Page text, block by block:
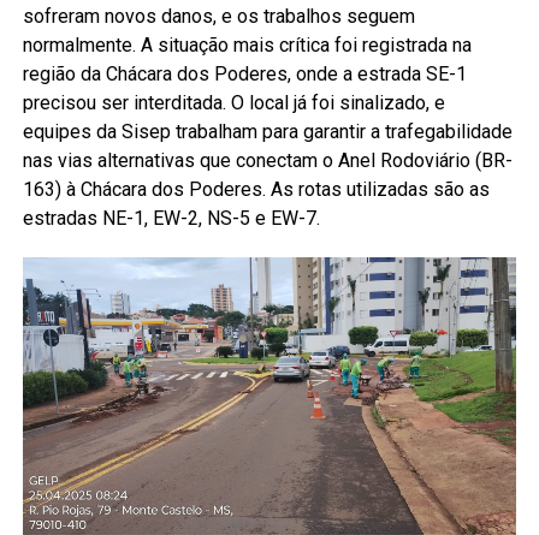
sofreram novos danos, e os trabalhos seguem
normalmente. A situação mais crítica foi registrada na
região da Chácara dos Poderes, onde a estrada SE-1
precisou ser interditada. O local já foi sinalizado, e
equipes da Sisep trabalham para garantir a trafegabilidade
nas vias alternativas que conectam o Anel Rodoviário (BR-
163) à Chácara dos Poderes. As rotas utilizadas são as
estradas NE-1, EW-2, NS-5 e EW-7.